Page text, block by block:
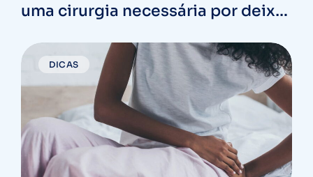
uma cirurgia necessária por deixar
DICAS